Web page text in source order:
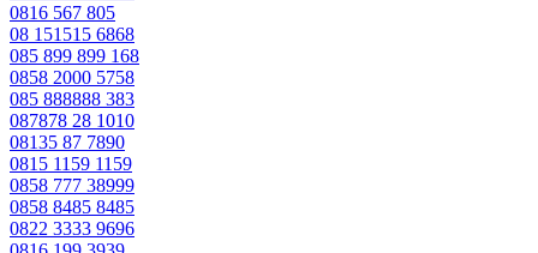
0816 567 805
08 151515 6868
085 899 899 168
0858 2000 5758
085 888888 383
087878 28 1010
08135 87 7890
0815 1159 1159
0858 777 38999
0858 8485 8485
0822 3333 9696